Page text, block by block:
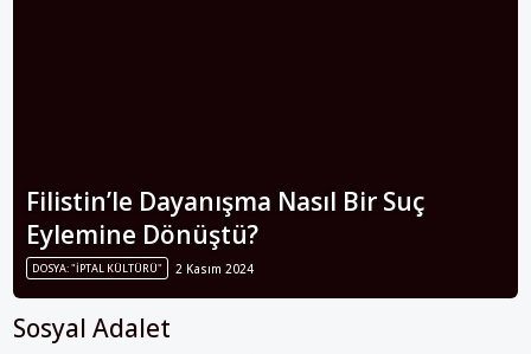
Filistin’le Dayanışma Nasıl Bir Suç
Eylemine Dönüştü?
DOSYA: "İPTAL KÜLTÜRÜ" 2 Kasım 2024
Sosyal Adalet